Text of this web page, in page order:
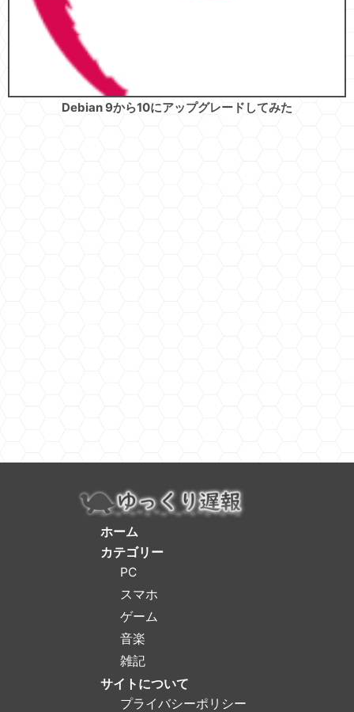
Debian 9から10にアップグレードしてみた
ホーム
カテゴリー
PC
スマホ
ゲーム
音楽
雑記
サイトについて
プライバシーポリシー